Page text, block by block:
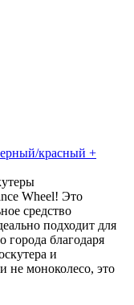
красный +
Wheel! Это
средство
подходит для
города благодаря
и
не моноколесо, это